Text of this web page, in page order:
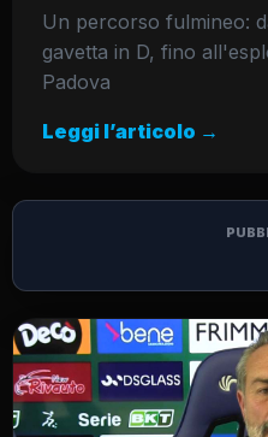
Un percorso fulmineo:
gavetta in D, fino
Padova
Leggi l’articolo →